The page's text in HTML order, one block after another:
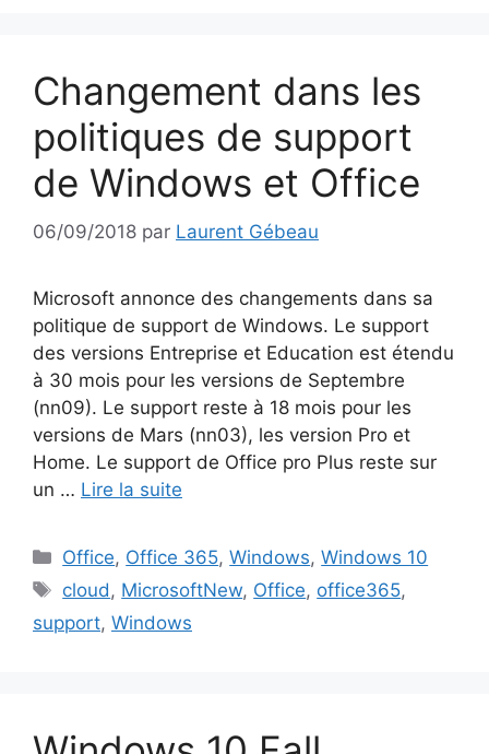
Changement dans les
politiques de support
de Windows et Office
06/09/2018 par Laurent Gébeau
Microsoft annonce des changements dans sa
politique de support de Windows. Le support
des versions Entreprise et Education est étendu
à 30 mois pour les versions de Septembre
(nn09). Le support reste à 18 mois pour les
versions de Mars (nn03), les version Pro et
Home. Le support de Office pro Plus reste sur
un … Lire la suite
Catégories
Office, Office 365,Windows,Windows 10
Étiquettes
cloud , MicrosoftNew, Office, office365,
support, Windows